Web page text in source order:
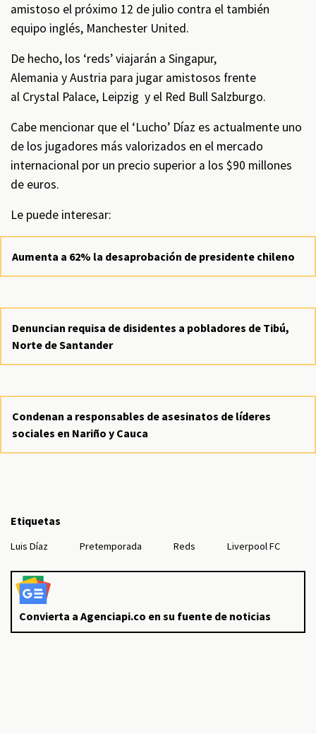
amistoso el próximo 12 de julio contra el también
equipo inglés, Manchester United.
De hecho, los ‘reds’ viajarán a Singapur,
Alemania y Austria para jugar amistosos frente
al Crystal Palace, Leipzig y el Red Bull Salzburgo.
Cabe mencionar que el ‘Lucho’ Díaz es actualmente uno
de los jugadores más valorizados en el mercado
internacional por un precio superior a los $90 millones
de euros.
Le puede interesar:
Aumenta a 62% la desaprobación de presidente chileno
Denuncian requisa de disidentes a pobladores de Tibú,
Norte de Santander
Condenan a responsables de asesinatos de líderes
sociales en Nariño y Cauca
Etiquetas
Luis Díaz Pretemporada Reds Liverpool FC
Convierta a Agenciapi.co en su fuente de noticias